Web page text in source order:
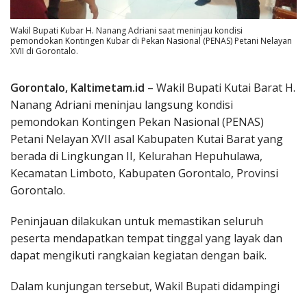
Wakil Bupati Kubar H. Nanang Adriani saat meninjau kondisi
pemondokan Kontingen Kubar di Pekan Nasional (PENAS) Petani Nelayan
XVII di Gorontalo.
Gorontalo, Kaltimetam.id – Wakil Bupati Kutai Barat H.
Nanang Adriani meninjau langsung kondisi
pemondokan Kontingen Pekan Nasional (PENAS)
Petani Nelayan XVII asal Kabupaten Kutai Barat yang
berada di Lingkungan II, Kelurahan Hepuhulawa,
Kecamatan Limboto, Kabupaten Gorontalo, Provinsi
Gorontalo.
Peninjauan dilakukan untuk memastikan seluruh
peserta mendapatkan tempat tinggal yang layak dan
dapat mengikuti rangkaian kegiatan dengan baik.
Dalam kunjungan tersebut, Wakil Bupati didampingi